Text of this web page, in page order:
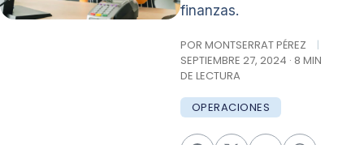
finanzas.
POR MONTSERRAT PÉREZ
|
SEPTIEMBRE 27, 2024 · 8 MIN
DE LECTURA
OPERACIONES